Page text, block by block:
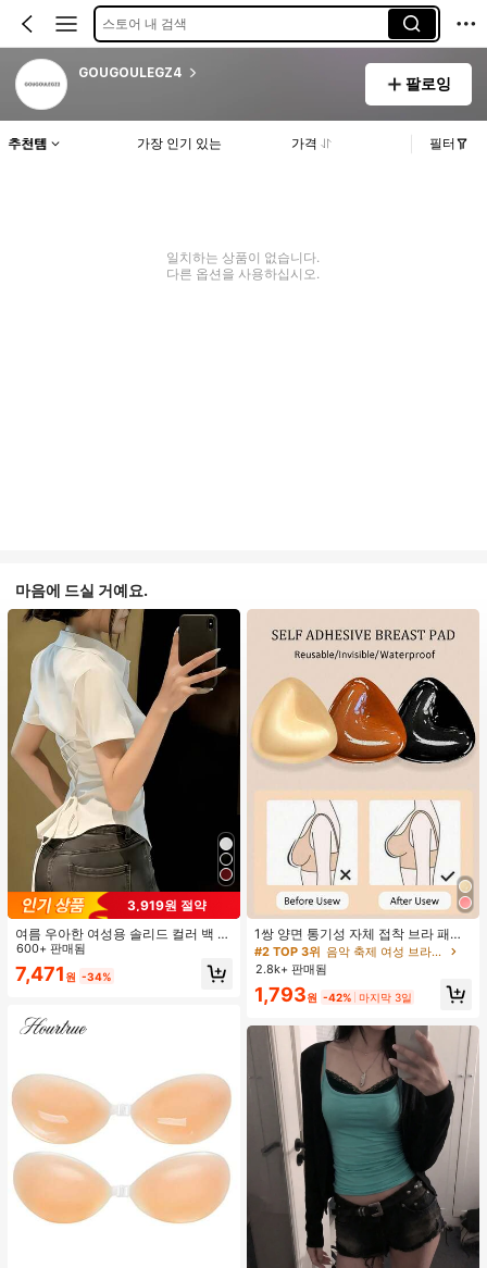
스토어 내 검색
GOUGOULEGZ4
팔로잉
추천템 가장 인기 있는 가격 필터
일치하는 상품이 없습니다.
다른 옵션을 사용하십시오.
마음에 드실 거예요.
3,919원 절약
여름 우아한 여성용 솔리드 컬러 백 타
이 셔츠 (참고: 가볍고 통기성 있는 얇
은 스타일) 허리 드로스트링 디자인 화
이트, 조용한 럭셔리
600+ 판매됨
7,471 원 -34%
1쌍 양면 통기성 자체 접착 브라 패드,
두꺼워진 삼각형 푸쉬업 디자인, 재사
용 가능, 보이지 않는 비키니 브라 삽
입물, 수영에 적합
#2 TOP 3위
음악 축제 여성 브라 액세서리
2.8k+ 판매됨
1,793원 -42% 마지막 3일